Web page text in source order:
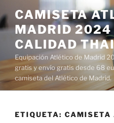
al
contenido
CAMISETA
MADRID
CALIDAD
Equipación Atlético de Madrid
gratis y envío gratis desde 68
camiseta del Atlético de Madrid.
ETIQUETA: CAMISETA